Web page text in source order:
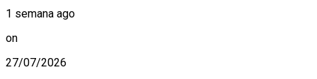
1 semana ago
on
27/07/2026